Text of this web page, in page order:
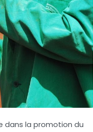
dans la promotion du